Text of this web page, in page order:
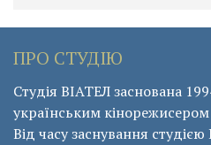
ПРО СТУДІЮ
Студія ВІАТЕЛ заснована
українським
Від часу заснування